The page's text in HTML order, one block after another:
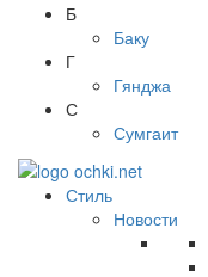
Б
Баку
Г
Гянджа
С
Сумгаит
Стиль
Новости